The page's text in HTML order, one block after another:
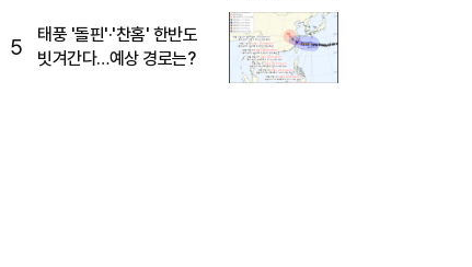
5
태풍 '돌핀'·'찬홈' 한반도
빗겨간다…예상 경로는?